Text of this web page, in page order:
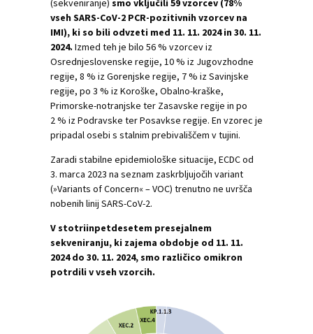
(sekveniranje) smo vključili 59 vzorcev (78%
vseh SARS-CoV-2 PCR-pozitivnih vzorcev na
IMI), ki so bili odvzeti med 11. 11. 2024 in 30. 11.
2024. Izmed teh je bilo 56 % vzorcev iz
Osrednjeslovenske regije, 10 % iz Jugovzhodne
regije, 8 % iz Gorenjske regije, 7 % iz Savinjske
regije, po 3 % iz Koroške, Obalno-kraške,
Primorske-notranjske ter Zasavske regije in po
2 % iz Podravske ter Posavkse regije. En vzorec je
pripadal osebi s stalnim prebivališčem v tujini.
Zaradi stabilne epidemiološke situacije, ECDC od
3. marca 2023 na seznam zaskrbljujočih variant
(»Variants of Concern« – VOC) trenutno ne uvršča
nobenih linij SARS-CoV-2.
V stotriinpetdesetem presejalnem
sekveniranju, ki zajema obdobje od 11. 11.
2024 do 30. 11. 2024, smo različico omikron
potrdili v vseh vzorcih.